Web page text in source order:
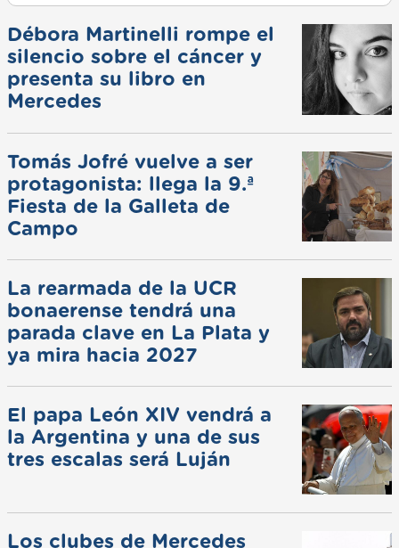
Débora Martinelli rompe el
silencio sobre el cáncer y
presenta su libro en
Mercedes
Tomás Jofré vuelve a ser
protagonista: llega la 9.ª
Fiesta de la Galleta de
Campo
La rearmada de la UCR
bonaerense tendrá una
parada clave en La Plata y
ya mira hacia 2027
El papa León XIV vendrá a
la Argentina y una de sus
tres escalas será Luján
Los clubes de Mercedes